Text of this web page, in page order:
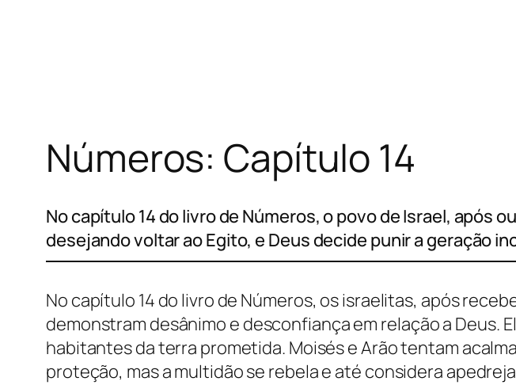
conteúdo
Números: Capítulo 14
No capítulo 14 do livro de Números, o povo de Israel, após
desejando voltar ao Egito, e Deus decide punir a geração
No capítulo 14 do livro de Números, os israelitas, após
demonstram desânimo e desconfiança em relação a Deus.
habitantes da terra prometida. Moisés e Arão tentam
proteção, mas a multidão se rebela e até considera